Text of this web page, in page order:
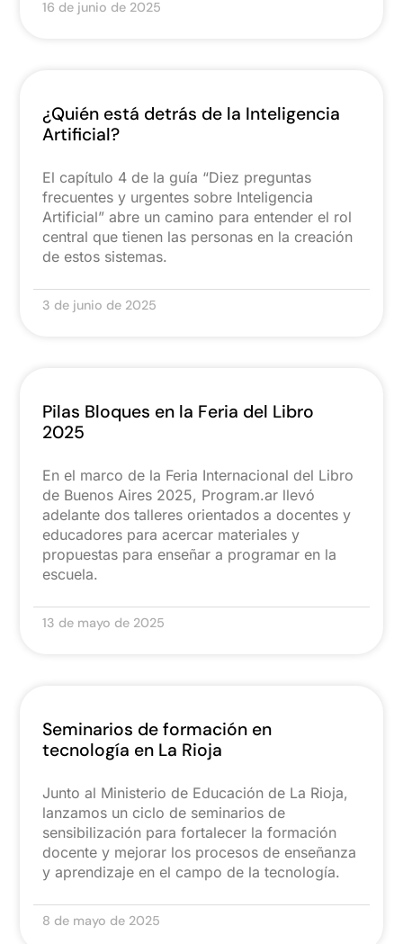
16 de junio de 2025
¿Quién está detrás de la Inteligencia
Artificial?
El capítulo 4 de la guía “Diez preguntas
frecuentes y urgentes sobre Inteligencia
Artificial” abre un camino para entender el rol
central que tienen las personas en la creación
de estos sistemas.
3 de junio de 2025
Pilas Bloques en la Feria del Libro
2025
En el marco de la Feria Internacional del Libro
de Buenos Aires 2025, Program.ar llevó
adelante dos talleres orientados a docentes y
educadores para acercar materiales y
propuestas para enseñar a programar en la
escuela.
13 de mayo de 2025
Seminarios de formación en
tecnología en La Rioja
Junto al Ministerio de Educación de La Rioja,
lanzamos un ciclo de seminarios de
sensibilización para fortalecer la formación
docente y mejorar los procesos de enseñanza
y aprendizaje en el campo de la tecnología.
8 de mayo de 2025